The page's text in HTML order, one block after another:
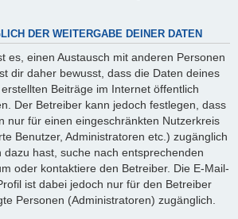
DER WEITERGABE DEINER DATEN
es, einen Austausch mit anderen Personen
dir daher bewusst, dass die Daten deines
Beiträge im Internet öffentlich
Der Betreiber kann jedoch festlegen, dass
nur für einen eingeschränkten Nutzerkreis
Benutzer, Administratoren etc.) zugänglich
hast, suche nach entsprechenden
oder kontaktiere den Betreiber. Die E-Mail-
ist dabei jedoch nur für den Betreiber
Personen (Administratoren) zugänglich.